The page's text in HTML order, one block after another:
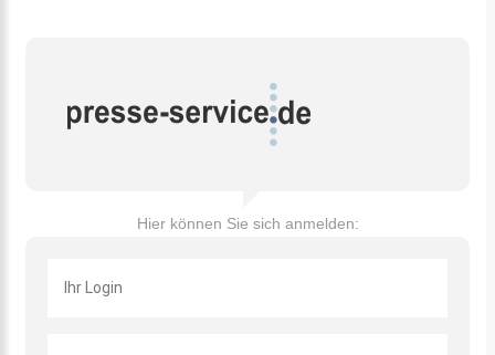
Hier können Sie sich anmelden: